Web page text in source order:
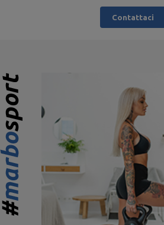
Contattaci